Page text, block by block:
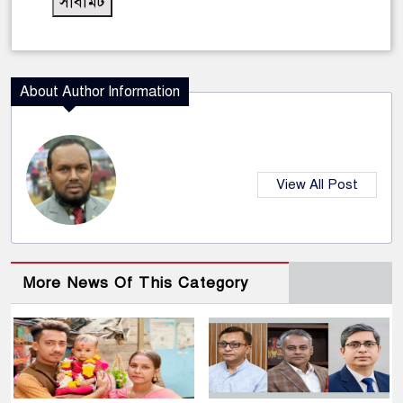
About Author Information
View All Post
More News Of This Category